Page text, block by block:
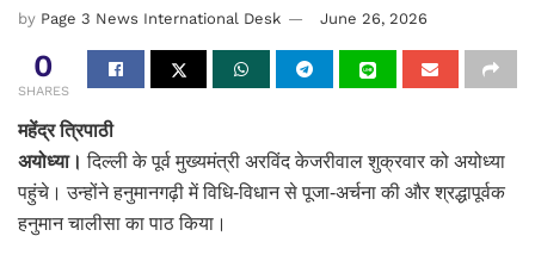
by Page 3 News International Desk June 26, 2026
0
SHARES
महेंद्र त्रिपाठी
अयोध्या।दिल्ली के पूर्व मुख्यमंत्री अरविंद केजरीवाल शुक्रवार को अयोध्या
पहुंचे। उन्होंने हनुमानगढ़ी में विधि-विधान से पूजा-अर्चना की और श्रद्धापूर्वक
हनुमान चालीसा का पाठ किया।